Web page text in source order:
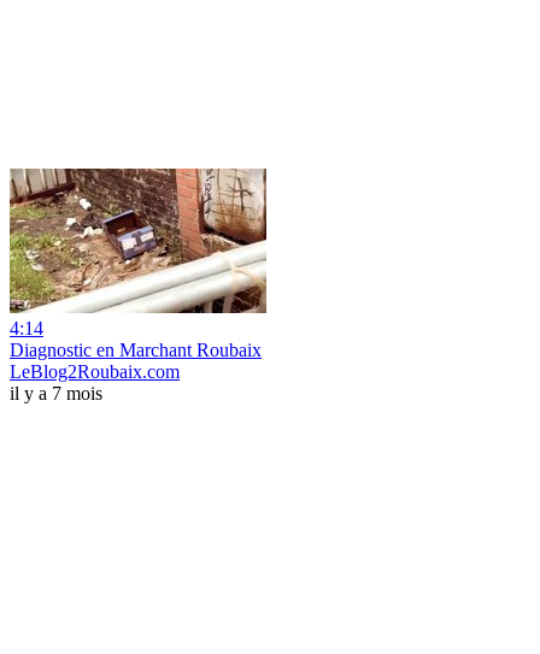
4:14
Diagnostic en Marchant Roubaix
LeBlog2Roubaix.com
il y a 7 mois